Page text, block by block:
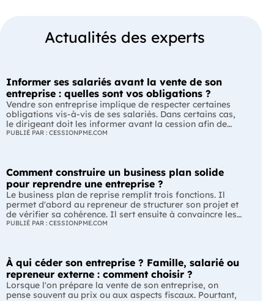
Actualités des experts
Informer ses salariés avant la vente de son
entreprise : quelles sont vos obligations ?
Vendre son entreprise implique de respecter certaines
obligations vis-à-vis de ses salariés. Dans certains cas,
le dirigeant doit les informer avant la cession afin de
leur permettre, s'ils le souhaitent, de présenter une offre
L'essentiel Les entreprises de moins de 250 salariés sont
soumises, dans certains cas, à une obligation
d'information préalable des salariés. Cette obligation
concerne la vente d'un fonds de commerce ou la cession
de la majorité des titres d'une société. Le délai
d'information varie selon la taille de l'entreprise. Les
L'obligation d'information concerne uniquement
certaines entreprises et certaines opérations de cession.
Vous êtes concerné si : votre entreprise emploie moins
de 250 salariés ; vous vendez votre fonds de commerce
PUBLIÉ PAR : CESSIONPME.COM
Comment construire un business plan solide
pour reprendre une entreprise ?
Le business plan de reprise remplit trois fonctions. Il
permet d'abord au repreneur de structurer son projet et
de vérifier sa cohérence. Il sert ensuite à convaincre les
banques et les partenaires financiers de l'accompagner.
consiste pas à reprendre les anciens comptes de
l'entreprise. Il explique comment l'entreprise évoluera
après le changement de dirigeant. C'est un document
indispensable pour structurer votre projet et convaincre
PUBLIÉ PAR : CESSIONPME.COM
À qui céder son entreprise ? Famille, salarié ou
repreneur externe : comment choisir ?
Lorsque l'on prépare la vente de son entreprise, on
pense souvent au prix ou aux aspects fiscaux. Pourtant,